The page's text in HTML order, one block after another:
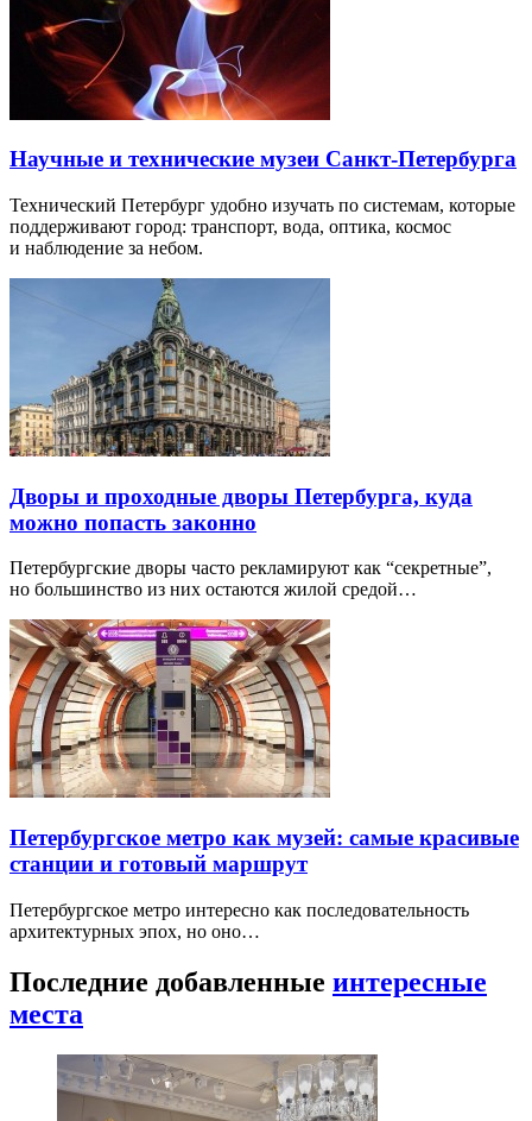
Научные и технические музеи Санкт-Петербурга
Технический Петербург удобно изучать по системам, которые
поддерживают город: транспорт, вода, оптика, космос
и наблюдение за небом.
Дворы и проходные дворы Петербурга, куда
можно попасть законно
Петербургские дворы часто рекламируют как “секретные”,
но большинство из них остаются жилой средой…
Петербургское метро как музей: самые красивые
станции и готовый маршрут
Петербургское метро интересно как последовательность
архитектурных эпох, но оно…
Последние добавленные интересные
места